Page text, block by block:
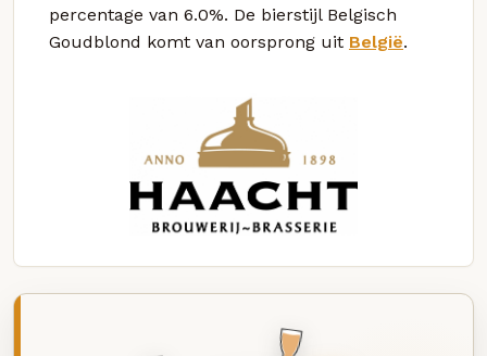
percentage van 6.0%. De bierstijl Belgisch
Goudblond komt van oorsprong uit België.